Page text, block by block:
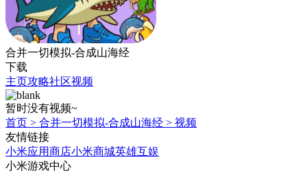
合并一切模拟-合成山海经
下载
主页攻略社区视频
暂时没有视频~
首页 > 合并一切模拟-合成山海经 > 视频
友情链接
小米应用商店小米商城英雄互娱
小米游戏中心